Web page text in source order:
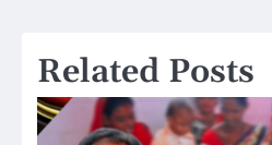
Related Posts